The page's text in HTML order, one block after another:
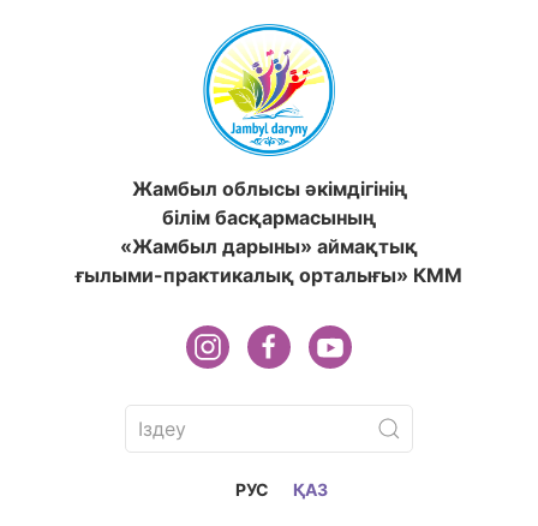
Жамбыл облысы әкімдігінің
білім басқармасының
«Жамбыл дарыны» аймақтық
ғылыми-практикалық орталығы» КММ
РУС ҚАЗ